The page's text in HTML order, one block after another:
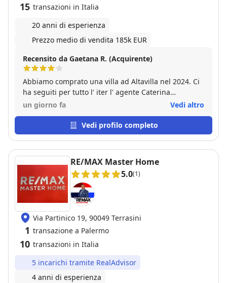
15 transazioni in Italia
20 anni di esperienza
Prezzo medio di vendita 185k EUR
Recensito da Gaetana R. (Acquirente)
Abbiamo comprato una villa ad Altavilla nel 2024. Ci
ha seguiti per tutto l' iter l' agente Caterina
Prestigiacomo. La nostra esperienza e' stata molto
con noi, lavorando con professionalita', concretezza,
tempismo ed una solarita' che ha reso il nostro
un giorno fa Vedi altro
Vedi profilo completo
RE/MAX Master Home
5.0(1)
Via Partinico 19, 90049 Terrasini
1 transazione a Palermo
10 transazioni in Italia
5 incarichi tramite RealAdvisor
4 anni di esperienza